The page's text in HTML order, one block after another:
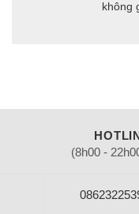
không
(8h00 -